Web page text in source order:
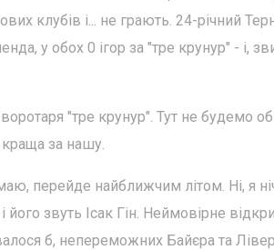
клубів і... не грають. 24-річний
у обох 0 ігор за "тре крунур" - і,
"тре крунур". Тут не будемо
за нашу.
перейде найближчим літом. Ні, я
його звуть Ісак Гін. Неймовірне
б, непереможних Байєра та